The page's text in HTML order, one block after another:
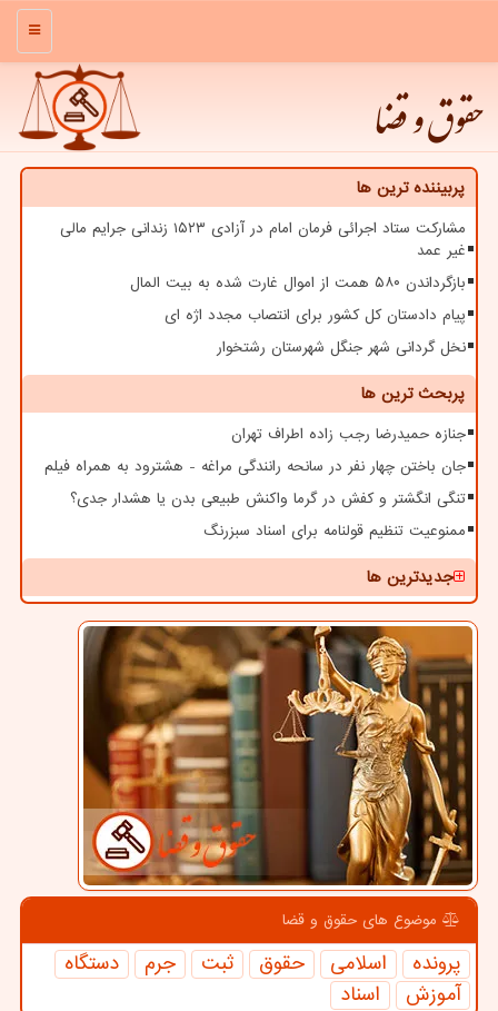
منو
حقوق و قضا
پربیننده ترین ها
مشارکت ستاد اجرائی فرمان امام در آزادی ۱۵۲۳ زندانی جرایم مالی
غیر عمد
بازگرداندن ۵۸۰ همت از اموال غارت شده به بیت المال
پیام دادستان کل کشور برای انتصاب مجدد اژه ای
نخل گردانی شهر جنگل شهرستان رشتخوار
پربحث ترین ها
جنازه حمیدرضا رجب زاده اطراف تهران
جان باختن چهار نفر در سانحه رانندگی مراغه - هشترود به همراه فیلم
تنگی انگشتر و کفش در گرما واکنش طبیعی بدن یا هشدار جدی؟
ممنوعیت تنظیم قولنامه برای اسناد سبزرنگ
جدیدترین ها
موضوع های حقوق و قضا
پرونده اسلامی حقوق ثبت جرم
دستگاه
آموزش
اسناد